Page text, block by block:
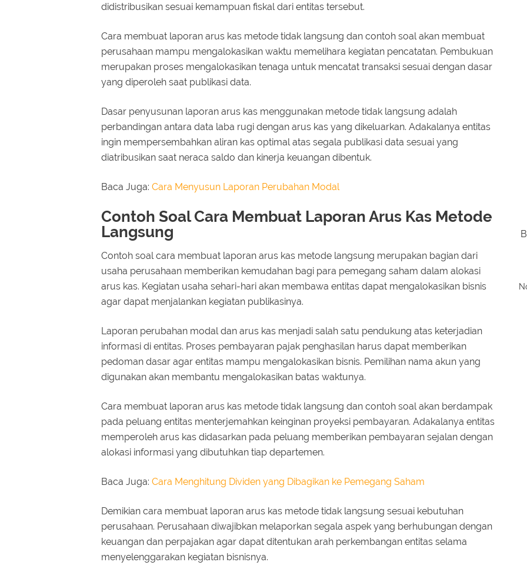
didistribusikan sesuai kemampuan fiskal dari entitas tersebut.
Cara membuat laporan arus kas metode tidak langsung dan contoh soal akan membuat
perusahaan mampu mengalokasikan waktu memelihara kegiatan pencatatan. Pembukuan
merupakan proses mengalokasikan tenaga untuk mencatat transaksi sesuai dengan dasar
yang diperoleh saat publikasi data.
Dasar penyusunan laporan arus kas menggunakan metode tidak langsung adalah
perbandingan antara data laba rugi dengan arus kas yang dikeluarkan. Adakalanya entitas
ingin mempersembahkan aliran kas optimal atas segala publikasi data sesuai yang
diatribusikan saat neraca saldo dan kinerja keuangan dibentuk.
Baca Juga: Cara Menyusun Laporan Perubahan Modal
Contoh Soal Cara Membuat Laporan Arus Kas Metode
Langsung
Contoh soal cara membuat laporan arus kas metode langsung merupakan bagian dari
usaha perusahaan memberikan kemudahan bagi para pemegang saham dalam alokasi
arus kas. Kegiatan usaha sehari-hari akan membawa entitas dapat mengalokasikan bisnis
agar dapat menjalankan kegiatan publikasinya.
Laporan perubahan modal dan arus kas menjadi salah satu pendukung atas keterjadian
informasi di entitas. Proses pembayaran pajak penghasilan harus dapat memberikan
pedoman dasar agar entitas mampu mengalokasikan bisnis. Pemilihan nama akun yang
digunakan akan membantu mengalokasikan batas waktunya.
Cara membuat laporan arus kas metode tidak langsung dan contoh soal akan berdampak
pada peluang entitas menterjemahkan keinginan proyeksi pembayaran. Adakalanya entitas
memperoleh arus kas didasarkan pada peluang memberikan pembayaran sejalan dengan
alokasi informasi yang dibutuhkan tiap departemen.
Baca Juga: Cara Menghitung Dividen yang Dibagikan ke Pemegang Saham
Demikian cara membuat laporan arus kas metode tidak langsung sesuai kebutuhan
perusahaan. Perusahaan diwajibkan melaporkan segala aspek yang berhubungan dengan
keuangan dan perpajakan agar dapat ditentukan arah perkembangan entitas selama
menyelenggarakan kegiatan bisnisnya.